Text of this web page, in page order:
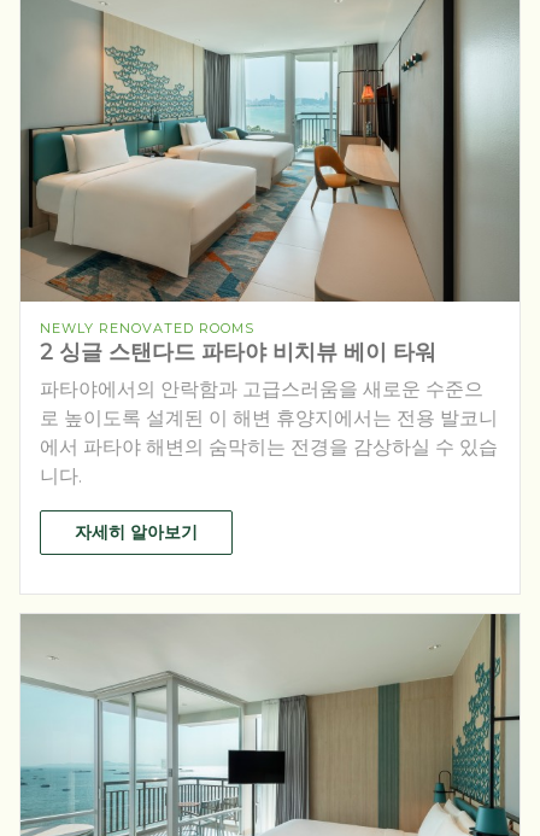
NEWLY RENOVATED ROOMS
2 싱글 스탠다드 파타야 비치뷰 베이 타워
파타야에서의 안락함과 고급스러움을 새로운 수준으
로 높이도록 설계된 이 해변 휴양지에서는 전용 발코니
에서 파타야 해변의 숨막히는 전경을 감상하실 수 있습
니다.
자세히 알아보기